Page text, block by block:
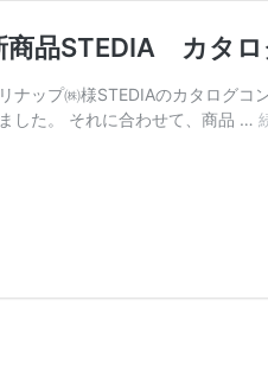
商品STEDIA カタ
ナップ㈱様STEDIAのカタログ
した。 それに合わせて、商品 …